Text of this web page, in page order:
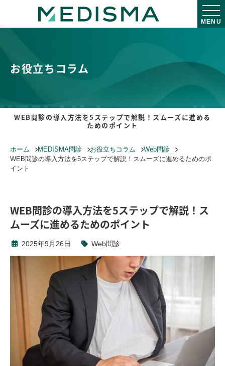
MENU
お役立ちコラム
WEB問診の導入方法を5ステップで解説！スムーズに進める
ためのポイント
ホーム MEDISMA問診 お役立ちコラム
Web問診
WEB問診の導入方法を5ステップで解説！スムーズに進めるためのポ
イント
WEB問診の導入方法を5ステップで解説！ス
ムーズに進めるためのポイント
2025年9月26日 Web問診